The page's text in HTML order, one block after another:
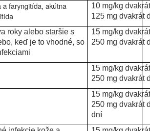
a faryngitída, akútna
10 mg/kg
125 mg dvakrát
roky alebo staršie s
keď je to vhodné, so
15 mg/kg
250 mg dvakrát
15 mg/kg
250 mg dvakrát
15 mg/kg
250 mg dvakrát
dní